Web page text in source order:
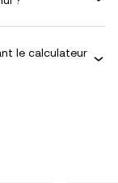
le calculateur